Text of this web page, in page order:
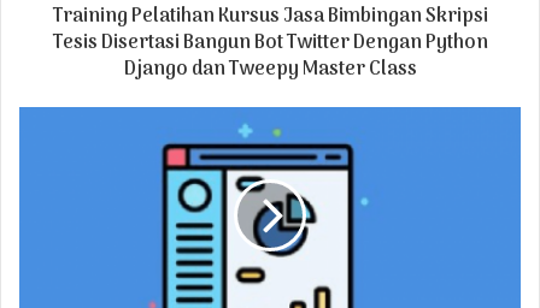
s
Training Pelatihan Kursus Jasa Bimbingan Skripsi
Tesis Disertasi Bangun Bot Twitter Dengan Python
Django dan Tweepy Master Class